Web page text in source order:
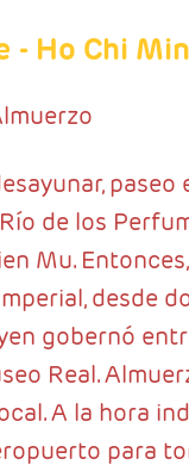
- Ho Chi
de los
Mu.
desde
gobernó
Real.
A la hora
para